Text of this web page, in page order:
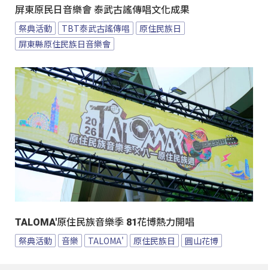
屏東原民日音樂會 泰武古謠傳唱文化成果
祭典活動 TBT泰武古謠傳唱
原住民族日
屏東縣原住民族日音樂會
TALOMA'原住民族音樂季 81花博熱力開唱
祭典活動 音樂 TALOMA' 原住民族日 圓山花博